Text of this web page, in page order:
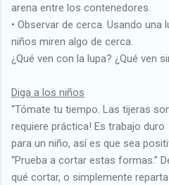
arena entre los contenedores.
• Observar de cerca. Usando una
niños miren algo de cerca.
¿Qué ven con la lupa? ¿Qué ven
Diga a los niños
“Tómate tu tiempo. Las tijeras
requiere práctica! Es trabajo duro
para un niño, así es que sea
“Prueba a cortar estas formas.”
qué cortar, o simplemente